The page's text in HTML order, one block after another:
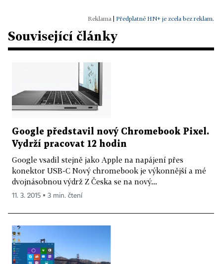
Předplatné HN+ je zcela bez reklam.
Související články
Google představil nový Chromebook Pixel.
Vydrží pracovat 12 hodin
Google vsadil stejně jako Apple na napájení přes
konektor USB-C Nový chromebook je výkonnější a mé
dvojnásobnou výdrž Z Česka se na nový...
11. 3. 2015 ▪ 3 min. čtení